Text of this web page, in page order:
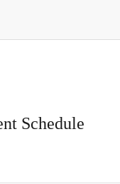
Schedule